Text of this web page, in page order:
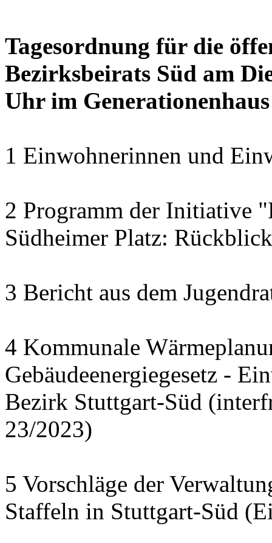
Tagesordnung für die
Bezirksbeirats Süd am
Uhr im
1 Einwohnerinnen und
2 Programm der Initiative
Südheimer Platz:
3 Bericht aus dem
4 Kommunale
Gebäudeenergiegesetz -
Bezirk Stuttgart-Süd
23/2023)
5 Vorschläge der
Staffeln in Stuttgart-Süd